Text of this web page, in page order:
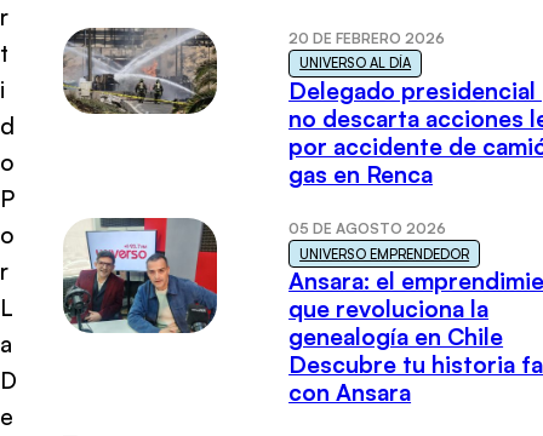
r
t
i
d
o
P
o
r
L
a
D
e
20 DE FEBRERO 2026
UNIVERSO AL DÍA
Delegado presidencial
no descarta acciones
por accidente de
gas en Renca
05 DE AGOSTO 2026
UNIVERSO EMPRENDEDOR
Ansara: el
que revoluciona la
genealogía en Chile
Descubre tu historia
con Ansara